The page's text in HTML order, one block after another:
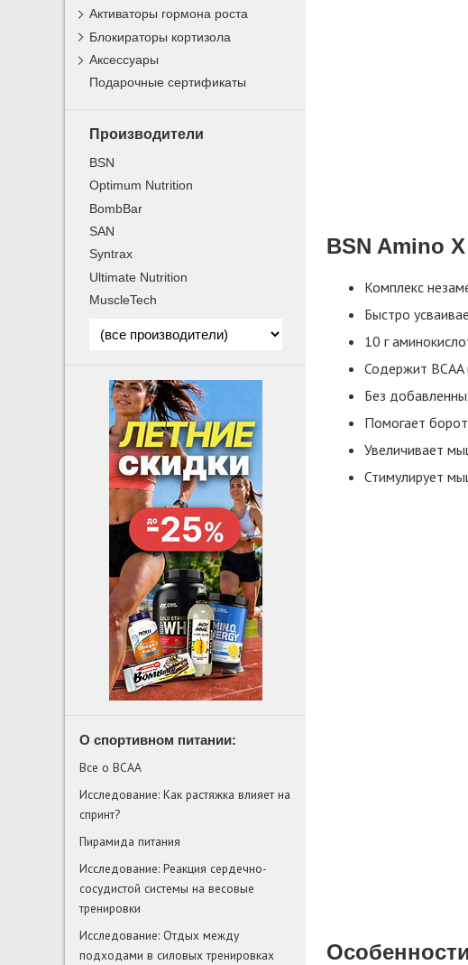
BSN Amino
Комплекс
Быстро
10 г
Содержит
Без
Помогает
Увеличивает
Стимулирует
Активаторы гормона роста
Блокираторы кортизола
Аксессуары
Подарочные сертификаты
Производители
BSN
Optimum Nutrition
BombBar
SAN
Syntrax
Ultimate Nutrition
MuscleTech
О спортивном питании:
Все о BCAA
Исследование: Как растяжка влияет на
спринт?
Пирамида питания
Исследование: Реакция сердечно-
сосудистой системы на весовые
тренировки
Исследование: Отдых между
подходами в силовых тренировках